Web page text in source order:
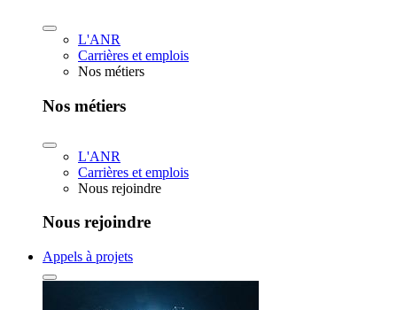
L'ANR
Carrières et emplois
Nos métiers
Nos métiers
L'ANR
Carrières et emplois
Nous rejoindre
Nous rejoindre
Appels à projets